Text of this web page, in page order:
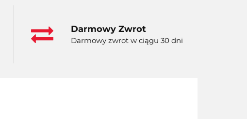
Darmowy Zwrot
Darmowy zwrot w ciągu 30 dni